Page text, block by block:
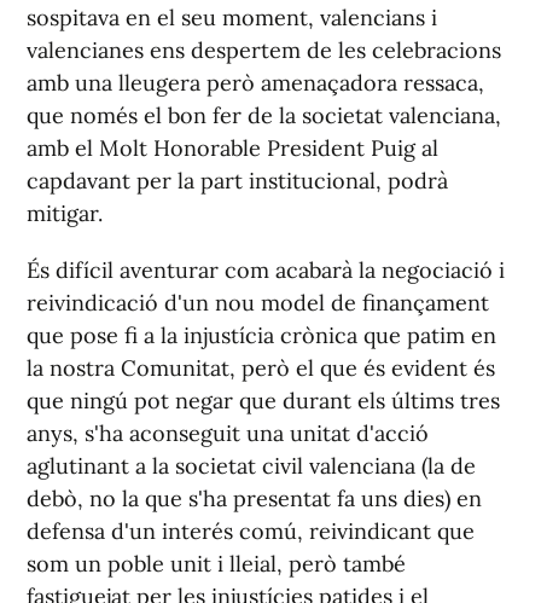
sospitava en el seu moment, valencians i
valencianes ens despertem de les celebracions
amb una lleugera però amenaçadora ressaca,
que només el bon fer de la societat valenciana,
amb el Molt Honorable President Puig al
capdavant per la part institucional, podrà
mitigar.
És difícil aventurar com acabarà la negociació i
reivindicació d'un nou model de finançament
que pose fi a la injustícia crònica que patim en
la nostra Comunitat, però el que és evident és
que ningú pot negar que durant els últims tres
anys, s'ha aconseguit una unitat d'acció
aglutinant a la societat civil valenciana (la de
debò, no la que s'ha presentat fa uns dies) en
defensa d'un interés comú, reivindicant que
som un poble unit i lleial, però també
fastiguejat per les injustícies patides i el